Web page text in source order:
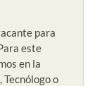
para
este
en la
Tecnólogo o